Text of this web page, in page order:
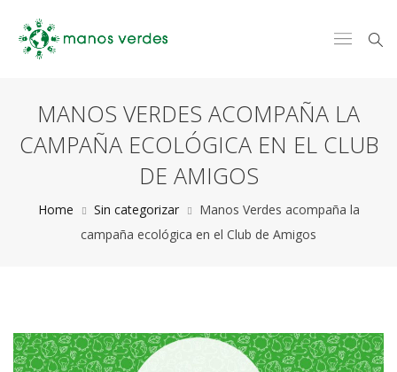
MANOS VERDES ACOMPAÑA LA
CAMPAÑA ECOLÓGICA EN EL CLUB
DE AMIGOS
Home Sin categorizar
Manos Verdes acompaña la
campaña ecológica en el Club de Amigos